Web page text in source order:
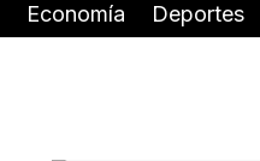
Economía Deportes